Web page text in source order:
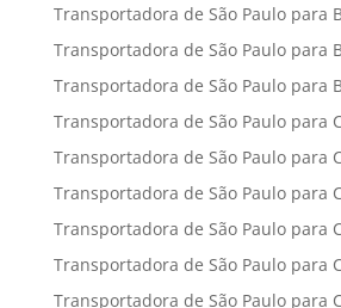
Transportadora de São Paulo para
Transportadora de São Paulo para
Transportadora de São Paulo para
Transportadora de São Paulo para
Transportadora de São Paulo para
Transportadora de São Paulo para
Transportadora de São Paulo para
Transportadora de São Paulo para
Transportadora de São Paulo para